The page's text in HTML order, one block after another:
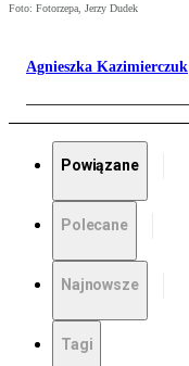
Foto: Fotorzepa, Jerzy Dudek
Agnieszka Kazimierczuk
Powiązane
Polecane
Najnowsze
Tagi